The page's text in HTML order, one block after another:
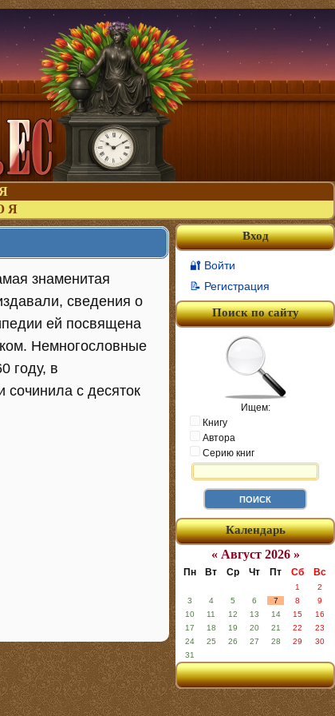
Я
Я
знаменитая
сведения о
ей посвящена
Немногословные
году, в
сочинила с десяток
Вход
🔐 Войти
📝 Регистрация
Поиск по сайту
Ищем:
Книгу
Автора
Серию книг
Календарь
« Август 2026 »
Пн Вт Ср Чт Пт Сб Вс
1
2
3
4 5 6 7 8
9
10
11 12 13 14 15
16
17
18 19 20 21 22
23
24
25 26 27 28 29
30
31